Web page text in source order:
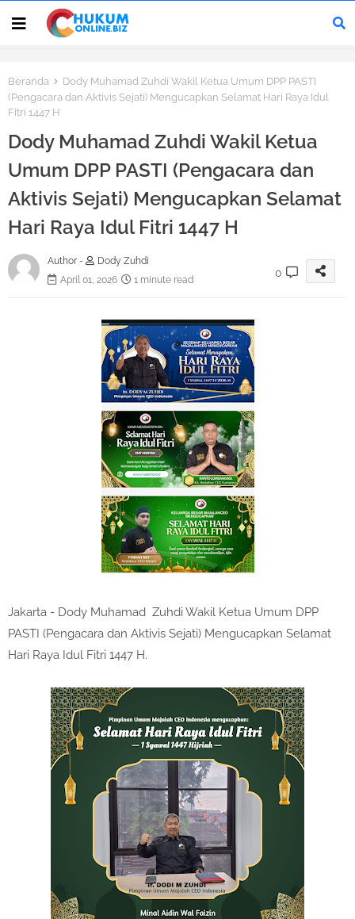
Beranda
Dody Muhamad Zuhdi Wakil Ketua Umum DPP PASTI
(Pengacara dan Aktivis Sejati) Mengucapkan Selamat Hari Raya Idul
Fitri 1447 H
Dody Muhamad Zuhdi Wakil Ketua
Umum DPP PASTI (Pengacara dan
Aktivis Sejati) Mengucapkan Selamat
Hari Raya Idul Fitri 1447 H
Author -
Dody Zuhdi
April 01, 2026
1 minute read
0
Jakarta - Dody Muhamad Zuhdi Wakil Ketua Umum DPP
PASTI (Pengacara dan Aktivis Sejati) Mengucapkan Selamat
Hari Raya Idul Fitri 1447 H.